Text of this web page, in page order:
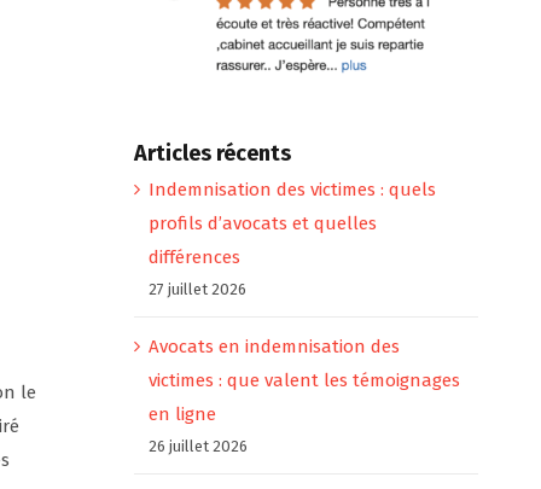
le
Articles récents
Indemnisation des victimes : quels
profils d’avocats et quelles
différences
27 juillet 2026
Avocats en indemnisation des
victimes : que valent les témoignages
en ligne
26 juillet 2026